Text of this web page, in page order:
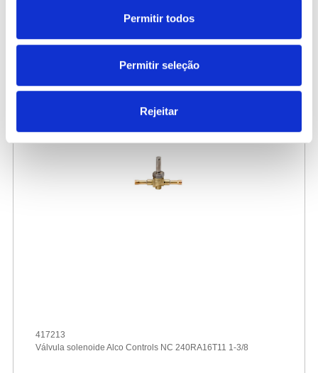
Permitir todos
Permitir seleção
Rejeitar
417213
Válvula solenoide Alco Controls NC 240RA16T11 1-3/8